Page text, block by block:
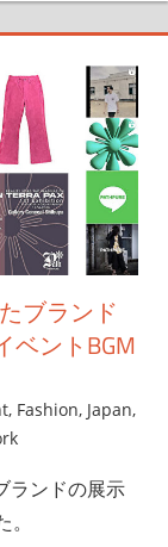
ブランド
ベントBGM
, Fashion, Japan,
ランドの展示